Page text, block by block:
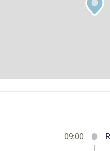
09:00